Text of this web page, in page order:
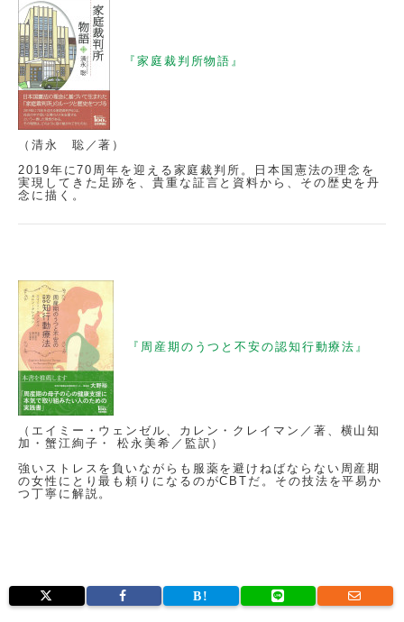
『家庭裁判所物語』
（清永 聡／著）
2019年に70周年を迎える家庭裁判所。日本国憲法の理念を
実現してきた足跡を、貴重な証言と資料から、その歴史を丹
念に描く。
『周産期のうつと不安の認知行動療法』
（エイミー・ウェンゼル、カレン・クレイマン／著、横山知
加・蟹江絢子・ 松永美希／監訳）
強いストレスを負いながらも服薬を避けねばならない周産期
の女性にとり最も頼りになるのがCBTだ。その技法を平易か
つ丁寧に解説。